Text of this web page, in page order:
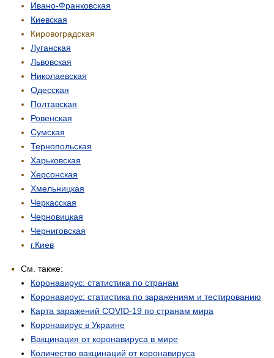
Ивано-Франковская
Киевская
Кировоградская
Луганская
Львовская
Николаевская
Одесская
Полтавская
Ровенская
Сумская
Тернопольская
Харьковская
Херсонская
Хмельницкая
Черкасская
Черновицкая
Черниговская
г.Киев
См. также:
Коронавирус: статистика по странам
Коронавирус: статистика по заражениям и тестированию
Карта заражений COVID-19 по странам мира
Коронавирус в Украине
Вакцинация от коронавируса в мире
Количество вакцинаций от коронавируса